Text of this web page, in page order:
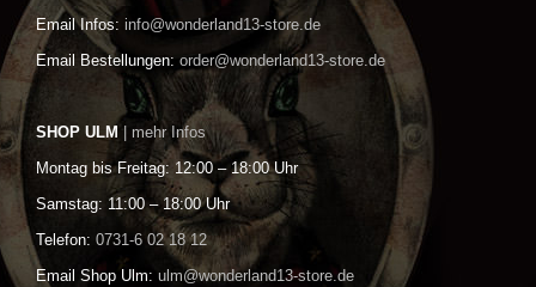
Email Infos: info@wonderland13-store.de
Email Bestellungen: order@wonderland13-store.de
SHOP ULM | mehr Infos
Montag bis Freitag: 12:00 – 18:00 Uhr
Samstag: 11:00 – 18:00 Uhr
Telefon: 0731-6 02 18 12
Email Shop Ulm: ulm@wonderland13-store.de